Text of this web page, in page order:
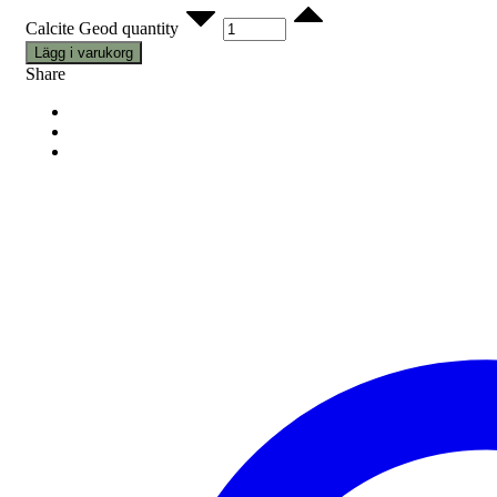
Calcite Geod quantity
Lägg i varukorg
Share